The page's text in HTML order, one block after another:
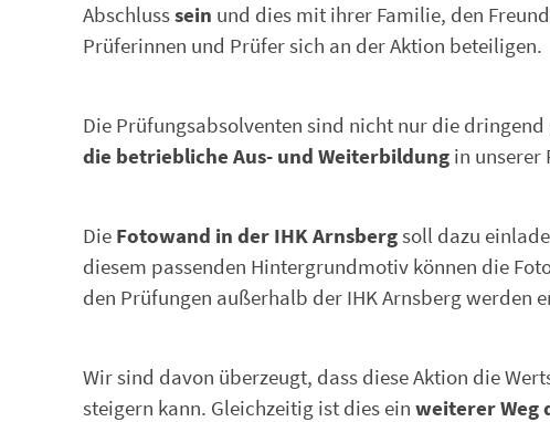
Abschlusssein und dies mit ihrer Familie, den
Prüferinnen und Prüfer sich an der Aktion beteiligen.
Die Prüfungsabsolventen sind nicht nur die
die betriebliche Aus- und Weiterbildung in unserer
Die Fotowand in der IHK Arnsbergsoll dazu
diesem passenden Hintergrundmotiv können die
den Prüfungen außerhalb der IHK Arnsberg werden
Wir sind davon überzeugt, dass diese Aktion die
steigern kann. Gleichzeitig ist dies ein weiterer Weg